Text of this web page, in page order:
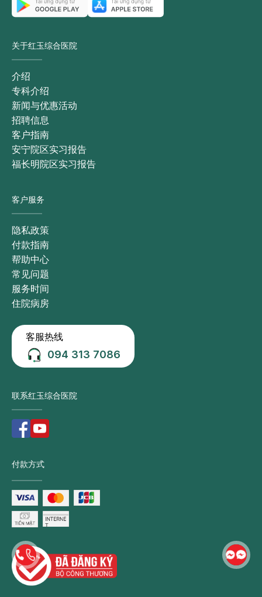
关于红玉综合医院
介绍
专科介绍
新闻与优惠活动
招聘信息
客户指南
安宁院区实习报告
福长明院区实习报告
客户服务
隐私政策
付款指南
帮助中心
常见问题
服务时间
住院病房
客服热线
094 313 7086
联系红玉综合医院
付款方式